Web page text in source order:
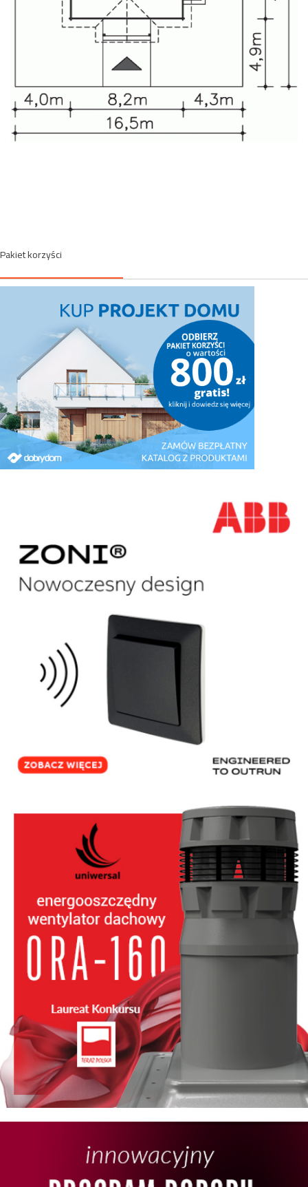
Pakiet korzyści